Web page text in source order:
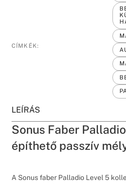
CÍMKÉK:
LEÍRÁS
Sonus Faber
építhető passzív
A Sonus faber Palladio Level 5